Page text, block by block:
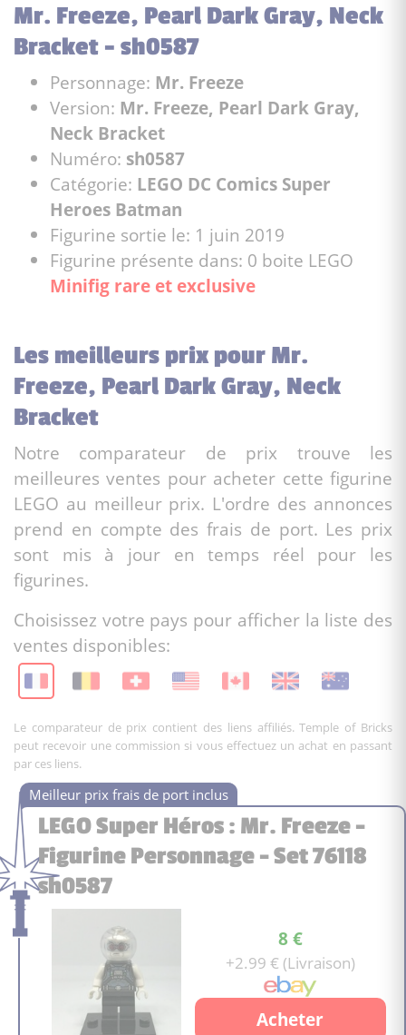
Mr. Freeze, Pearl Dark Gray, Neck
Bracket - sh0587
Personnage: Mr. Freeze
Version: Mr. Freeze, Pearl Dark Gray,
Neck Bracket
Numéro: sh0587
Catégorie: LEGO DC Comics Super
Heroes Batman
Figurine sortie le: 1 juin 2019
Figurine présente dans: 0 boite LEGO
Minifig rare et exclusive
Les meilleurs prix pour Mr.
Freeze, Pearl Dark Gray, Neck
Bracket
Notre comparateur de prix trouve les
meilleures ventes pour acheter cette figurine
LEGO au meilleur prix. L'ordre des annonces
prend en compte des frais de port. Les prix
sont mis à jour en temps réel pour les
figurines.
Choisissez votre pays pour afficher la liste des
ventes disponibles:
Le comparateur de prix contient des liens affiliés. Temple of Bricks
peut recevoir une commission si vous effectuez un achat en passant
par ces liens.
LEGO Super Héros : Mr. Freeze -
Figurine Personnage - Set 76118
sh0587
8 €
+2.99 € (Livraison)
Acheter